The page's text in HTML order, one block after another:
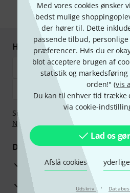
Med vores cookies ønsker
bedst mulige
der hører til. Dette
passende tilbud,
præferencer. Hvis du er
blot acceptere brugen af
statistik og markedsføring
orden!" (vis
Du kan til enhver tid trække
via cookie-
Lad os
Afslå cookies
Udskriv ·
* Obligatorisk
Handl og betal sikkert
Sikker betaling med
Nu
Klarna betaling i ratereller
Dine fordele
3 års Thomann Garanti
30 dages money back garanti